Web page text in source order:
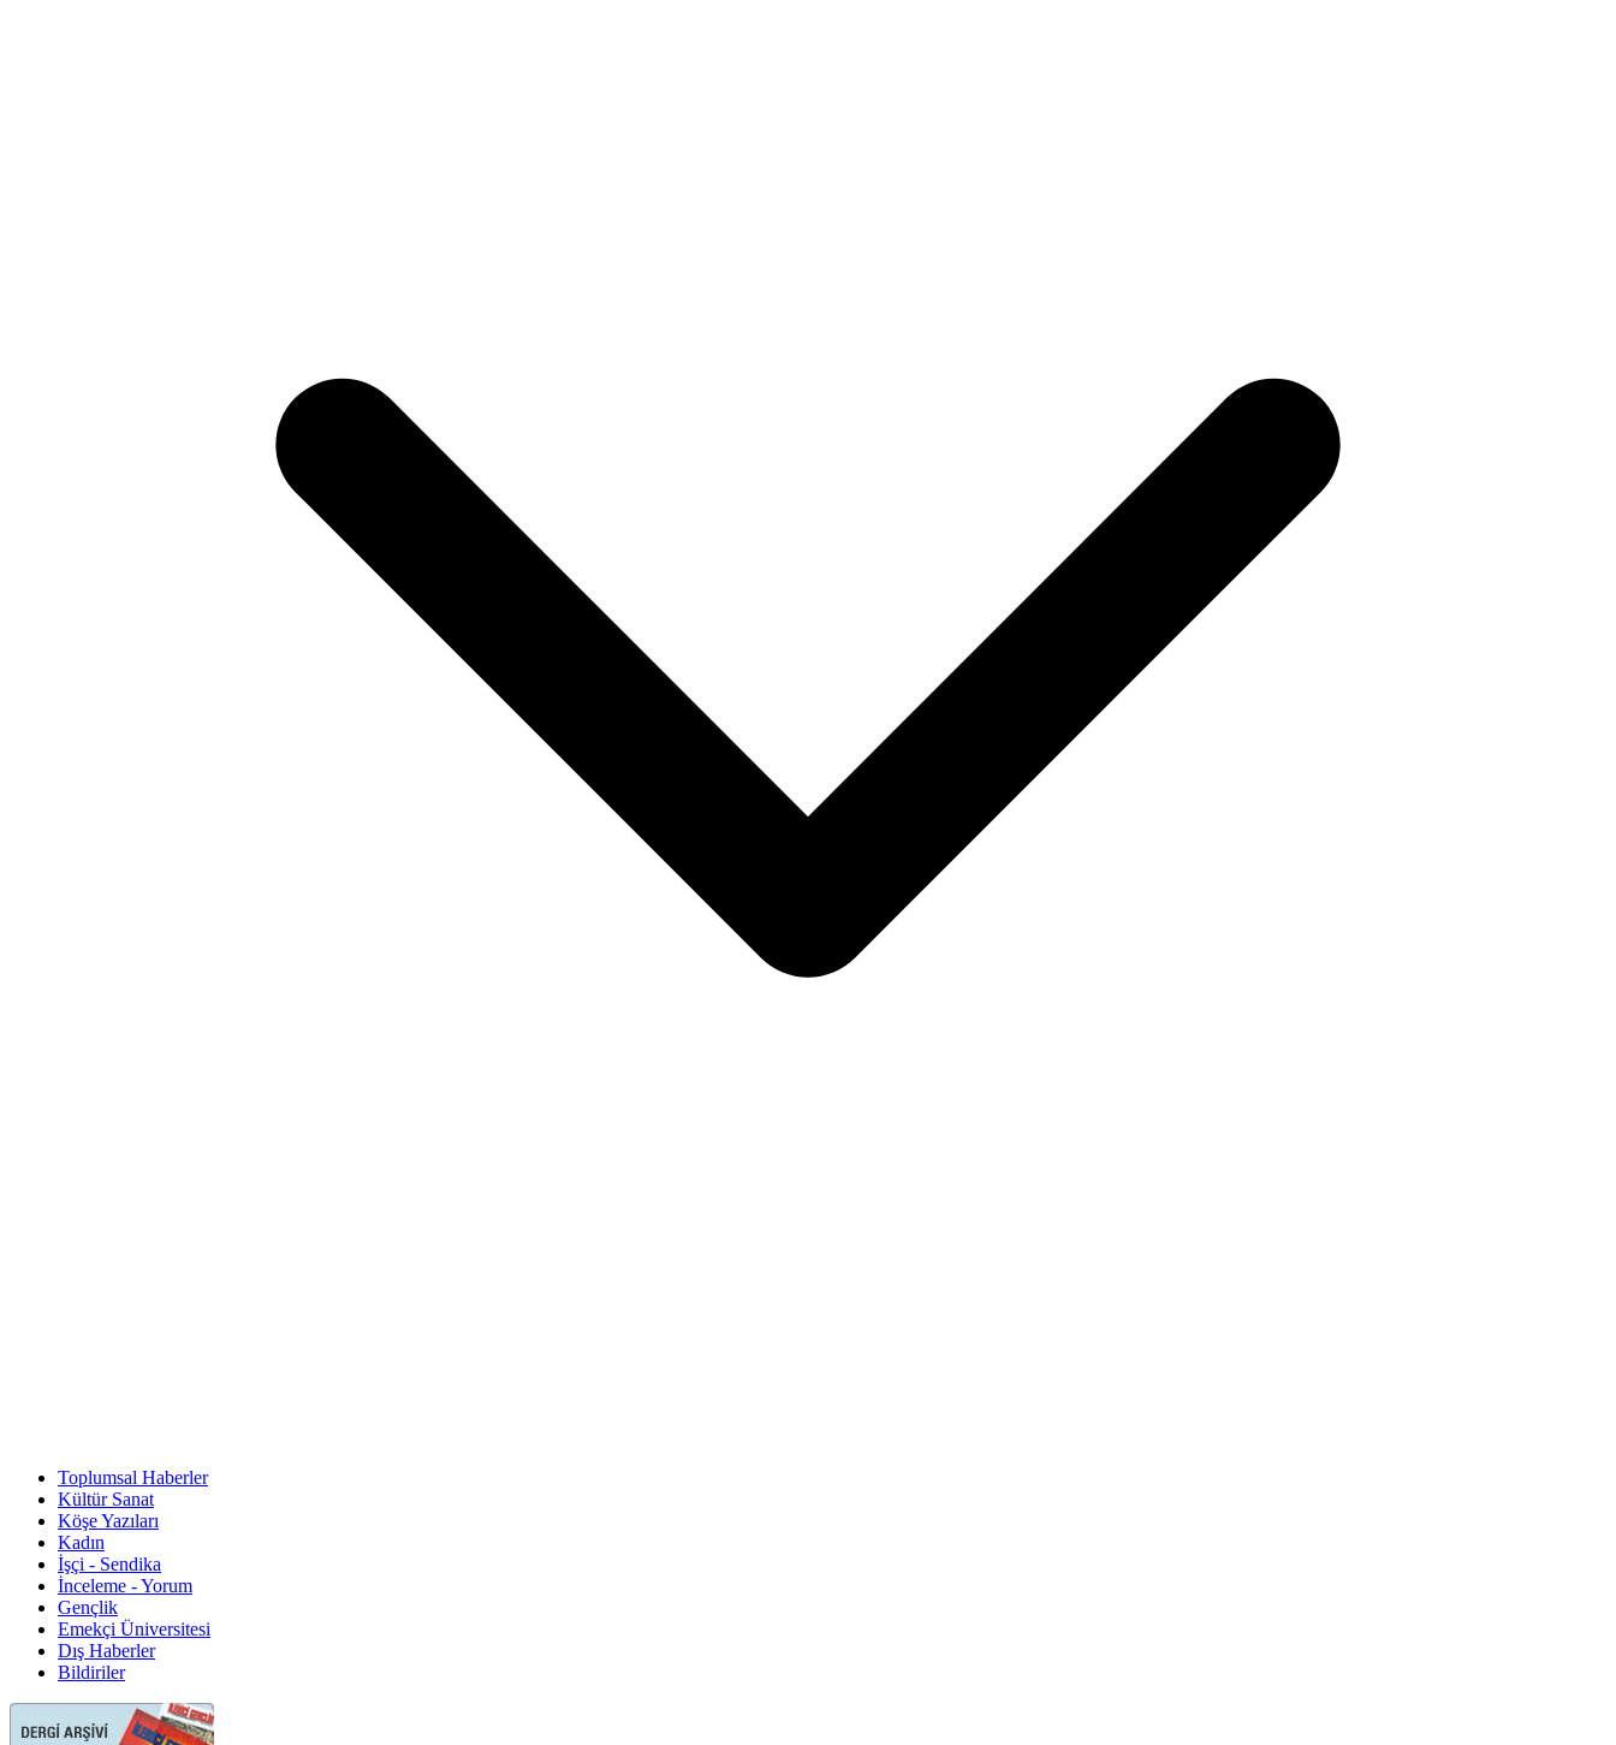
Toplumsal Haberler
Kültür Sanat
Köşe Yazıları
Kadın
İşçi - Sendika
İnceleme - Yorum
Gençlik
Emekçi Üniversitesi
Dış Haberler
Bildiriler